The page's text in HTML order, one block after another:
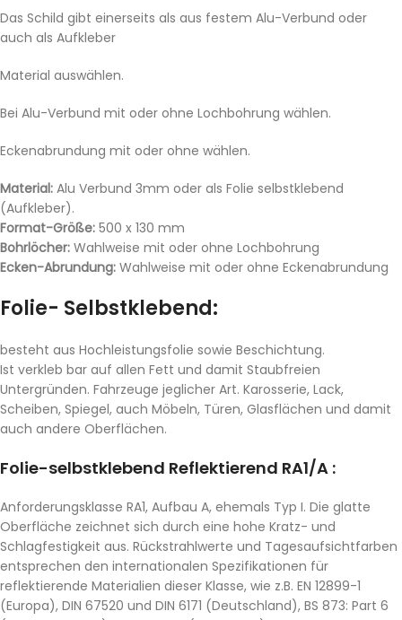
Das Schild gibt einerseits als aus festem Alu-Verbund oder
auch als Aufkleber
Material auswählen.
Bei Alu-Verbund mit oder ohne Lochbohrung wählen.
Eckenabrundung mit oder ohne wählen.
Material: Alu Verbund 3mm oder als Folie selbstklebend
(Aufkleber).
Format-Größe: 500 x 130 mm
Bohrlöcher: Wahlweise mit oder ohne Lochbohrung
Ecken-Abrundung: Wahlweise mit oder ohne Eckenabrundung
Folie- Selbstklebend:
besteht aus Hochleistungsfolie sowie Beschichtung.
Ist verkleb bar auf allen Fett und damit Staubfreien
Untergründen. Fahrzeuge jeglicher Art. Karosserie, Lack,
Scheiben, Spiegel, auch Möbeln, Türen, Glasflächen und damit
auch andere Oberflächen.
Folie-selbstklebend Reflektierend RA1/A :
Anforderungsklasse RA1, Aufbau A, ehemals Typ I. Die glatte
Oberfläche zeichnet sich durch eine hohe Kratz- und
Schlagfestigkeit aus. Rückstrahlwerte und Tagesaufsichtfarben
entsprechen den internationalen Spezifikationen für
reflektierende Materialien dieser Klasse, wie z.B. EN 12899-1
(Europa), DIN 67520 und DIN 6171 (Deutschland), BS 873: Part 6